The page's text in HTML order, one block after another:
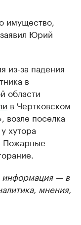
имущество,
Юрий
из-за падения
в
области
в Чертковском
возле поселка
хутора
Пожарные
информация — в
мнения,